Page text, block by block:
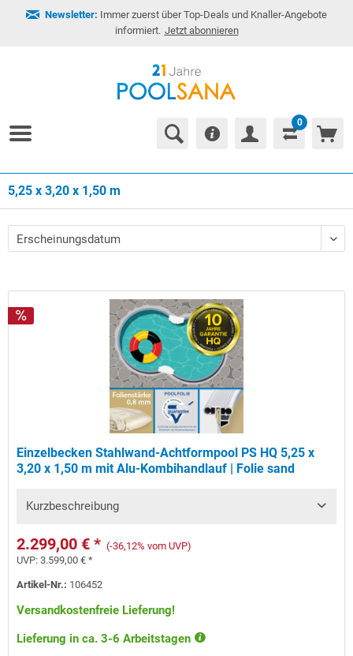
Newsletter: Immer zuerst über Top-Deals und Knaller-Angebote
informiert. Jetzt abonnieren
0
5,25 x 3,20 x 1,50 m
Einzelbecken Stahlwand-Achtformpool PS HQ 5,25 x
3,20 x 1,50 m mit Alu-Kombihandlauf | Folie sand
Kurzbeschreibung
2.299,00 € * (-36,12% vom UVP)
UVP:3.599,00 € *
Artikel-Nr.: 106452
Versandkostenfreie Lieferung!
Lieferung in ca. 3-6 Arbeitstagen